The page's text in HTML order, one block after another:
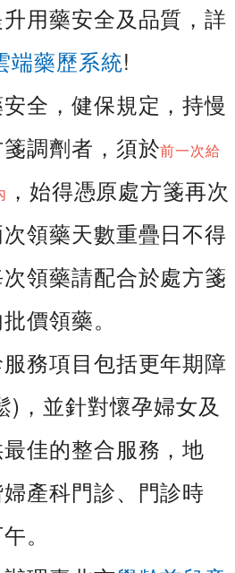
用藥安全及品質，詳
端藥歷系統!
全，健保規定，持慢
調劑者，須於前一次給
，始得憑原處方箋再次
領藥天數重疊日不得
領藥請配合於處方箋
價領藥。
務項目包括更年期障
)，並針對懷孕婦女及
佳的整合服務，地
產科門診、門診時
。